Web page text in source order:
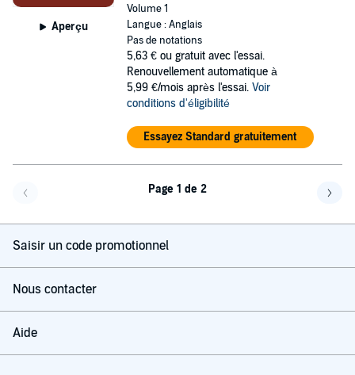
Aperçu
Volume 1
Langue : Anglais
Pas de notations
5,63 € ou gratuit avec l'essai.
Renouvellement automatique à
5,99 €/mois après l'essai. Voir
conditions d'éligibilité
Essayez Standard gratuitement
Page 1 de 2
Saisir un code promotionnel
Nous contacter
Aide